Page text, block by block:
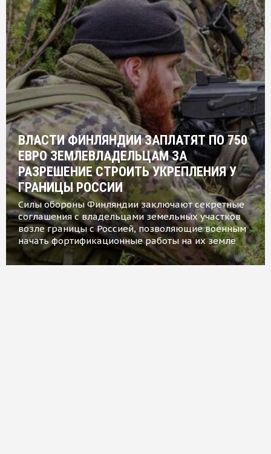
ВЛАСТИ ФИНЛЯНДИИ ЗАПЛАТЯТ ПО 750
ЕВРО ЗЕМЛЕВЛАДЕЛЬЦАМ ЗА
РАЗРЕШЕНИЕ СТРОИТЬ УКРЕПЛЕНИЯ У
ГРАНИЦЫ РОССИИ
Силы обороны Финляндии заключают секретные
соглашения с владельцами земельных участков
возле границы с Россией, позволяющие военным
начать фортификационные работы на их земле